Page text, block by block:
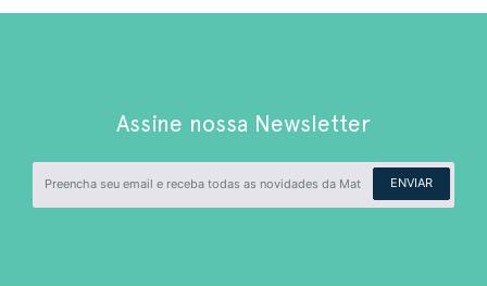
Assine nossa Newsletter
ENVIAR